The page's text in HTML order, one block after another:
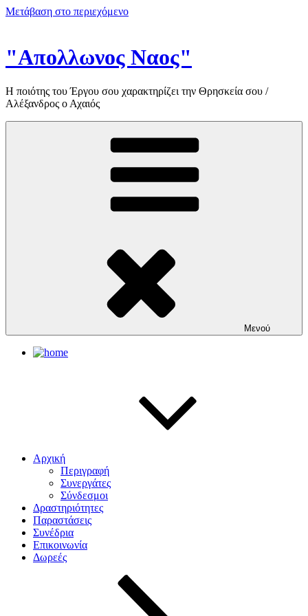
Μετάβαση στο περιεχόμενο
"Απολλωνος Ναος"
Η ποιότης του Έργου σου χαρακτηρίζει την Θρησκεία σου /
Αλέξανδρος ο Αχαιός
Μενού
Αρχική
Περιγραφή
Συνεργάτες
Σύνδεσμοι
Δραστηριότητες
Παραστάσεις
Συνέδρια
Επικοινωνία
Δωρεές